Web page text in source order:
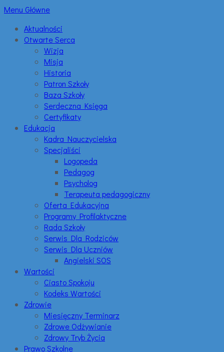
Menu Główne
Aktualności
Otwarte Serca
Wizja
Misja
Historia
Patron Szkoły
Baza Szkoły
Serdeczna Księga
Certyfikaty
Edukacja
Kadra Nauczycielska
Specjaliści
Logopeda
Pedagog
Psycholog
Terapeuta pedagogiczny
Oferta Edukacyjna
Programy Profilaktyczne
Rada Szkoły
Serwis Dla Rodziców
Serwis Dla Uczniów
Angielski SOS
Wartości
Ciasto Spokoju
Kodeks Wartości
Zdrowie
Miesięczny Terminarz
Zdrowe Odżywianie
Zdrowy Tryb Życia
Prawo Szkolne